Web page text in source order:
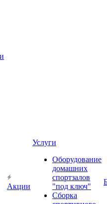
Акции
Услуги
Оборудование
домашних
спортзалов
"под ключ"
Сборка